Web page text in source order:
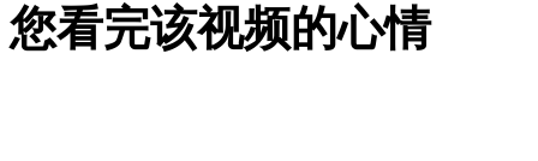
无痛分娩是否安全 医生回应
您看完该视频的心情